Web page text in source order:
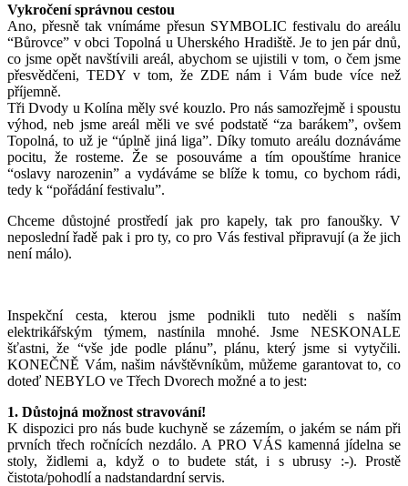
Vykročení správnou cestou
Ano, přesně tak vnímáme přesun SYMBOLIC festivalu do areálu
“Bůrovce” v obci Topolná u Uherského Hradiště. Je to jen pár dnů,
co jsme opět navštívili areál, abychom se ujistili v tom, o čem jsme
přesvědčeni, TEDY v tom, že ZDE nám i Vám bude více než
příjemně.
Tři Dvody u Kolína měly své kouzlo. Pro nás samozřejmě i spoustu
výhod, neb jsme areál měli ve své podstatě “za barákem”, ovšem
Topolná, to už je “úplně jiná liga”. Díky tomuto areálu doznáváme
pocitu, že rosteme. Že se posouváme a tím opouštíme hranice
“oslavy narozenin” a vydáváme se blíže k tomu, co bychom rádi,
tedy k “pořádání festivalu”.
Chceme důstojné prostředí jak pro kapely, tak pro fanoušky. V
neposlední řadě pak i pro ty, co pro Vás festival připravují (a že jich
není málo).
Inspekční cesta, kterou jsme podnikli tuto neděli s naším
elektrikářským týmem, nastínila mnohé. Jsme NESKONALE
šťastni, že “vše jde podle plánu”, plánu, který jsme si vytyčili.
KONEČNĚ Vám, našim návštěvníkům, můžeme garantovat to, co
doteď NEBYLO ve Třech Dvorech možné a to jest:
1. Důstojná možnost stravování!
K dispozici pro nás bude kuchyně se zázemím, o jakém se nám při
prvních třech ročnících nezdálo. A PRO VÁS kamenná jídelna se
stoly, židlemi a, když o to budete stát, i s ubrusy :-). Prostě
čistota/pohodlí a nadstandardní servis.